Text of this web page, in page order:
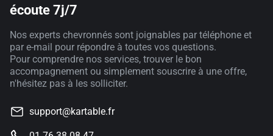
écoute 7j/7
Nos experts chevronnés sont joignables par téléphone et
par e-mail pour répondre à toutes vos questions.
Pour comprendre nos services, trouver le bon
accompagnement ou simplement souscrire à une offre,
n'hésitez pas à les solliciter.
support@kartable.fr